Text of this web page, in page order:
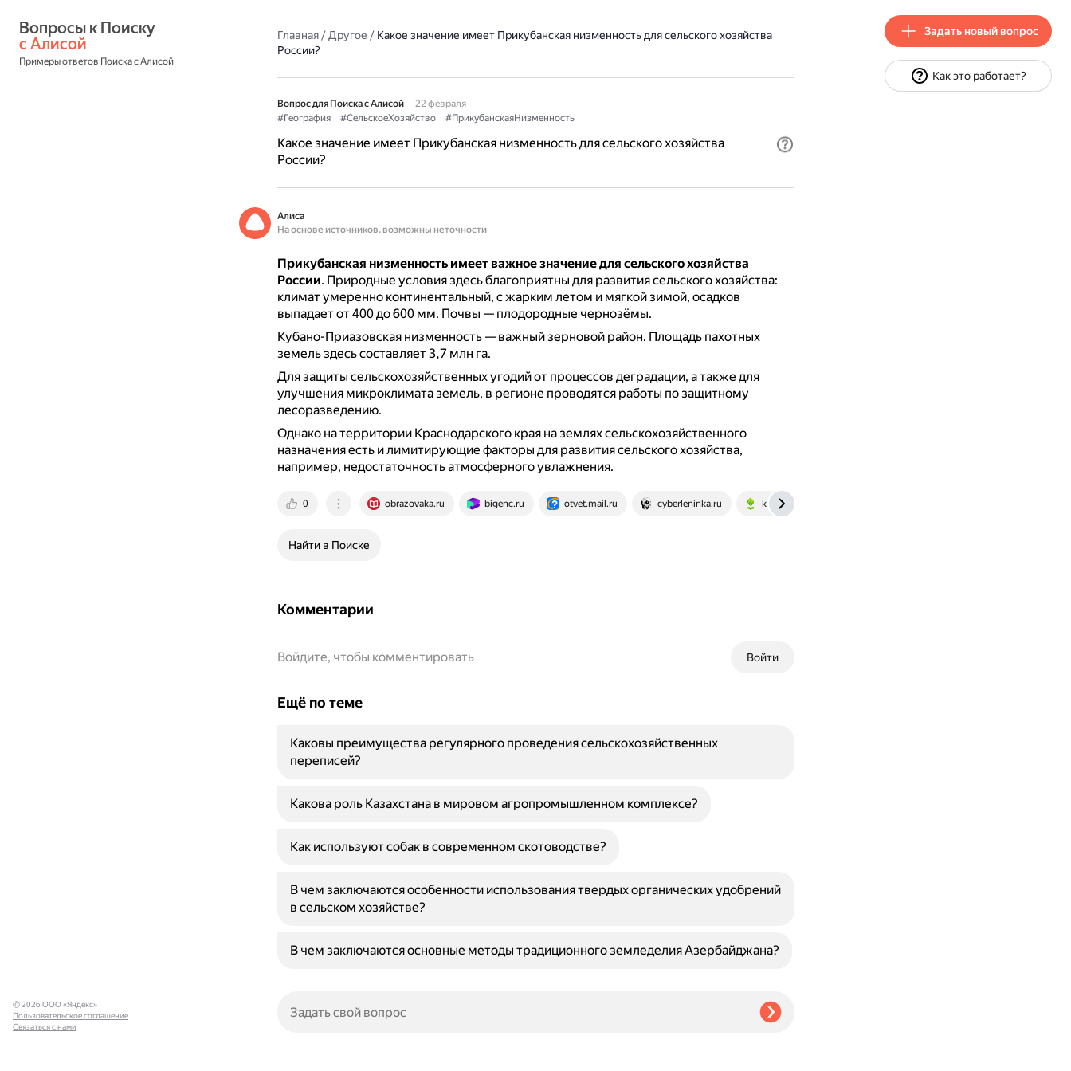
с Алисой
Примеры ответов Поиска с Алисой
Главная/Другое / Какое значение имеет Прикубанская низменность для сельского хозяйства
России?
Вопрос для Поиска с Алисой
22 февраля
#География
#СельскоеХозяйство #ПрикубанскаяНизменность
Какое значение имеет Прикубанская низменность для сельского хозяйства
России?
Алиса
На основе источников, возможны неточности
Прикубанская низменность имеет важное значение для сельского хозяйства
России. Природные условия здесь благоприятны для развития сельского хозяйства:
климат умеренно континентальный, с жарким летом и мягкой зимой, осадков
выпадает от 400 до 600 мм. Почвы — плодородные чернозёмы.
Кубано-Приазовская низменность — важный зерновой район. Площадь пахотных
земель здесь составляет 3,7 млн га.
Для защиты сельскохозяйственных угодий от процессов деградации, а также для
улучшения микроклимата земель, в регионе проводятся работы по защитному
лесоразведению.
Однако на территории Краснодарского края на землях сельскохозяйственного
назначения есть и лимитирующие факторы для развития сельского хозяйства,
например, недостаточность атмосферного увлажнения.
0 obrazovaka.ru bigenc.ru otvet.mail.ru cyberleninka.ru kubsau.ru
Найти в Поиске
Комментарии
Войти
Войдите, чтобы комментировать
Ещё по теме
Каковы преимущества регулярного проведения сельскохозяйственных
переписей?
Какова роль Казахстана в мировом агропромышленном комплексе?
Как используют собак в современном скотоводстве?
В чем заключаются особенности использования твердых органических удобрений
в сельском хозяйстве?
В чем заключаются основные методы традиционного земледелия Азербайджана?
© 2026 ООО «Яндекс»
Пользовательское соглашение
Связаться с нами
Задать новый вопрос
Как это работает?